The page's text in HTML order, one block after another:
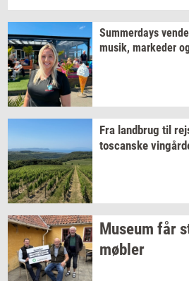
Sum­mer­days
musik, mar­ke­der
Fra land­brug til
toscan­ske
Mu­se­um får
møb­ler